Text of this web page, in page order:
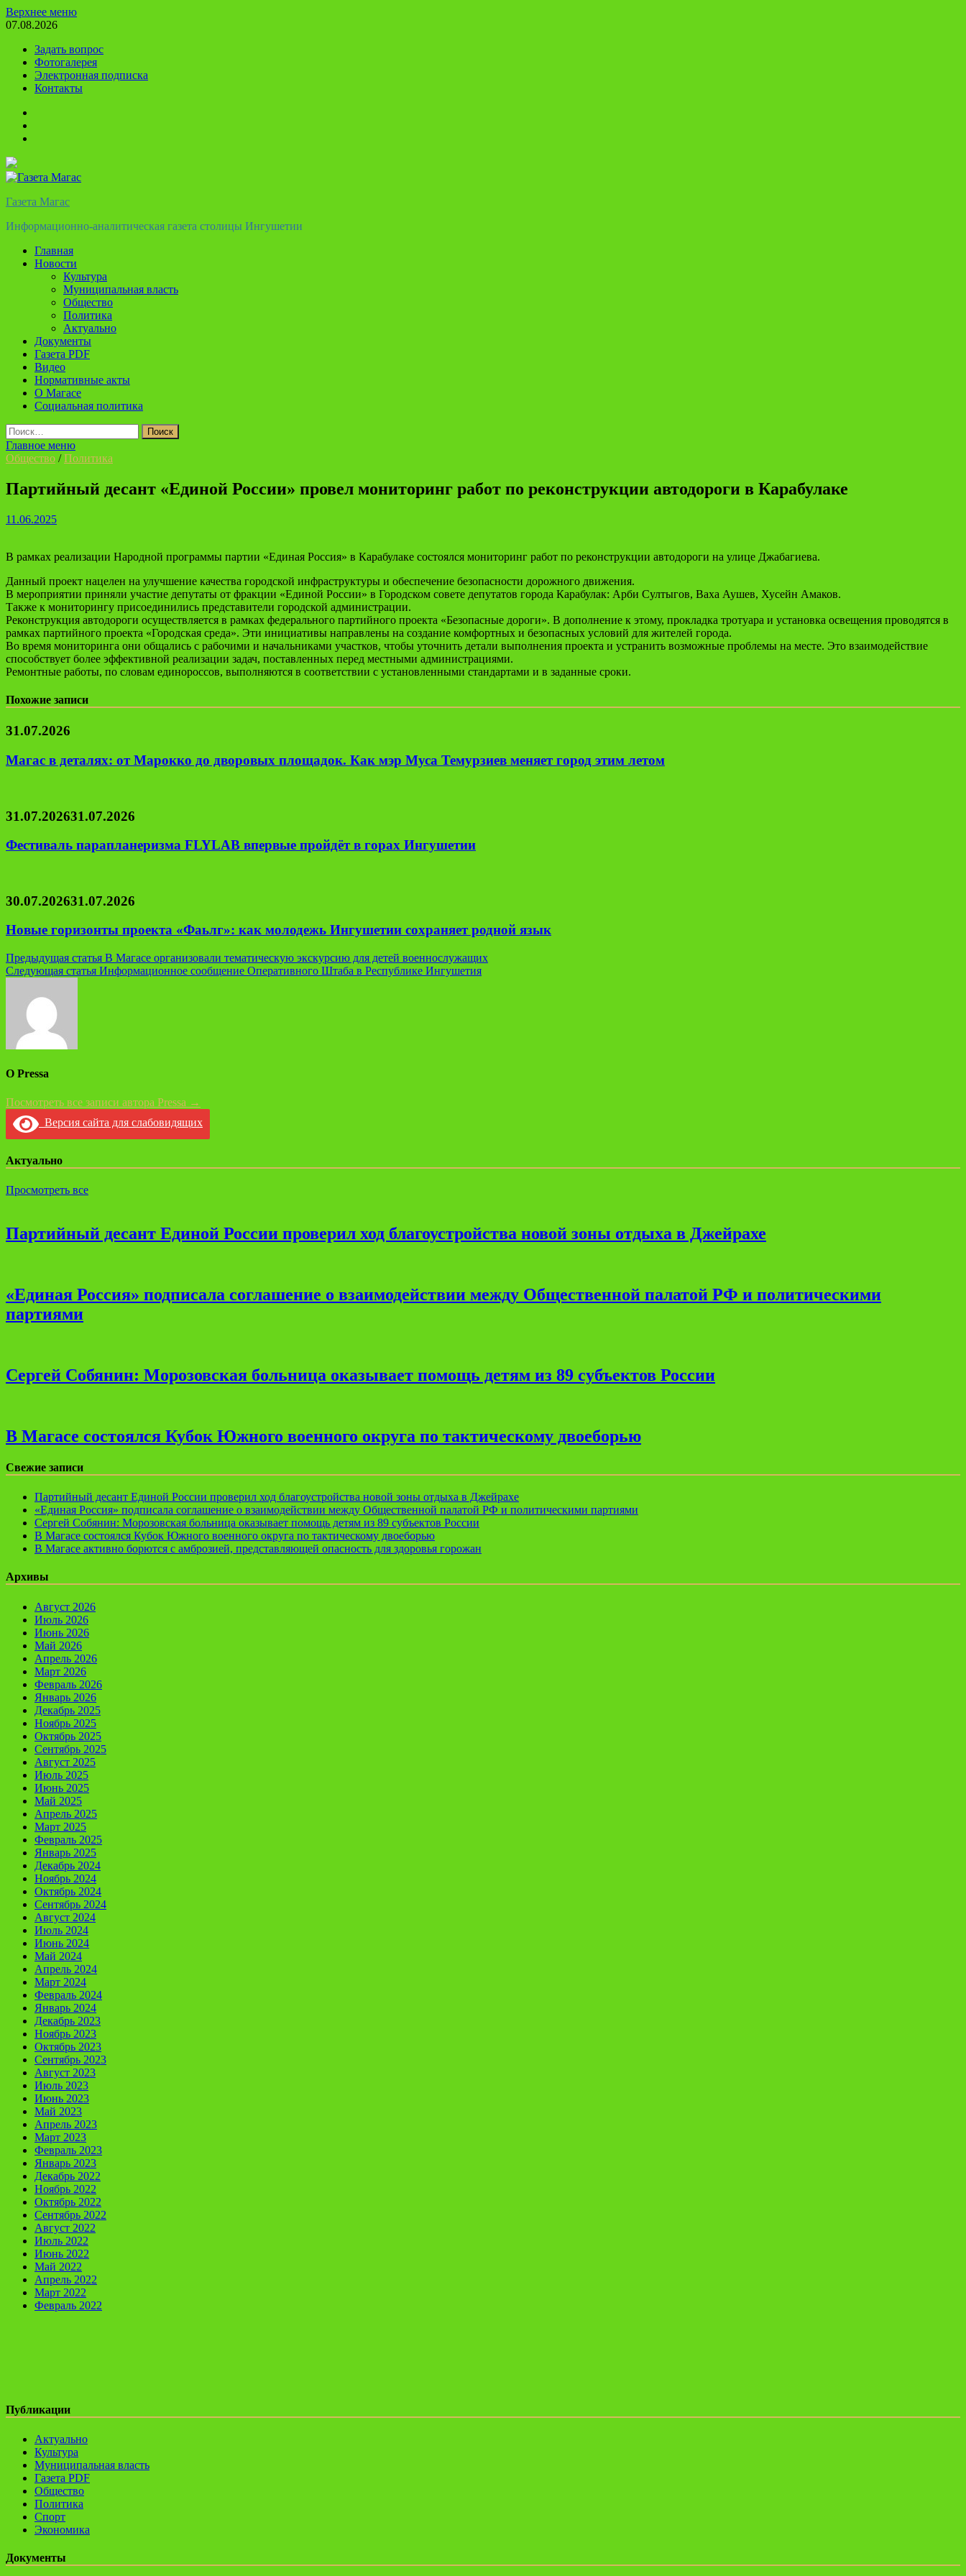
Перейти
к
Верхнее меню
07.08.2026
Задать вопрос
Фотогалерея
Электронная подписка
Контакты
Газета Магас
Информационно-аналитическая газета столицы Ингушетии
Главная
Новости
Культура
Муниципальная власть
Общество
Политика
Актуально
Документы
Газета PDF
Видео
Нормативные акты
О Магасе
Социальная политика
Найти:
Главное меню
Общество /Политика
Партийный десант «Единой России» провел мониторинг работ по реконструкции автодороги в Карабулаке
11.06.2025
В рамках реализации Народной программы партии «Единая Россия» в Карабулаке состоялся мониторинг работ по реконструкции автодороги на улице Джабагиева.
Данный проект нацелен на улучшение качества городской инфраструктуры и обеспечение безопасности дорожного движения.
В мероприятии приняли участие депутаты от фракции «Единой России» в Городском совете депутатов города Карабулак: Арби Султыгов, Ваха Аушев, Хусейн Амаков.
Также к мониторингу присоединились представители городской администрации.
Реконструкция автодороги осуществляется в рамках федерального партийного проекта «Безопасные дороги». В дополнение к этому, прокладка тротуара и установка освещения проводятся в
рамках партийного проекта «Городская среда». Эти инициативы направлены на создание комфортных и безопасных условий для жителей города.
Во время мониторинга они общались с рабочими и начальниками участков, чтобы уточнить детали выполнения проекта и устранить возможные проблемы на месте. Это взаимодействие
способствует более эффективной реализации задач, поставленных перед местными администрациями.
Ремонтные работы, по словам единороссов, выполняются в соответствии с установленными стандартами и в заданные сроки.
Похожие записи
31.07.2026
Магас в деталях: от Марокко до дворовых площадок. Как мэр Муса Темурзиев меняет город этим летом
31.07.202631.07.2026
Фестиваль парапланеризма FLYLAB впервые пройдёт в горах Ингушетии
30.07.202631.07.2026
Новые горизонты проекта «Фаьлг»: как молодежь Ингушетии сохраняет родной язык
Навигация
по
записям
Предыдущая статья В Магасе организовали тематическую экскурсию для детей военнослужащих
Следующая статья Информационное сообщение Оперативного Штаба в Республике Ингушетия
О Pressa
Посмотреть все записи автора Pressa →
Версия сайта для слабовидящих
Актуально
Просмотреть все
Партийный десант Единой России проверил ход благоустройства новой зоны отдыха в Джейрахе
«Единая Россия» подписала соглашение о взаимодействии между Общественной палатой РФ и политическими
партиями
Сергей Собянин: Морозовская больница оказывает помощь детям из 89 субъектов России
В Магасе состоялся Кубок Южного военного округа по тактическому двоеборью
Свежие записи
Партийный десант Единой России проверил ход благоустройства новой зоны отдыха в Джейрахе
«Единая Россия» подписала соглашение о взаимодействии между Общественной палатой РФ и политическими партиями
Сергей Собянин: Морозовская больница оказывает помощь детям из 89 субъектов России
В Магасе состоялся Кубок Южного военного округа по тактическому двоеборью
В Магасе активно борются с амброзией, представляющей опасность для здоровья горожан
Архивы
Август 2026
Июль 2026
Июнь 2026
Май 2026
Апрель 2026
Март 2026
Февраль 2026
Январь 2026
Декабрь 2025
Ноябрь 2025
Октябрь 2025
Сентябрь 2025
Август 2025
Июль 2025
Июнь 2025
Май 2025
Апрель 2025
Март 2025
Февраль 2025
Январь 2025
Декабрь 2024
Ноябрь 2024
Октябрь 2024
Сентябрь 2024
Август 2024
Июль 2024
Июнь 2024
Май 2024
Апрель 2024
Март 2024
Февраль 2024
Январь 2024
Декабрь 2023
Ноябрь 2023
Октябрь 2023
Сентябрь 2023
Август 2023
Июль 2023
Июнь 2023
Май 2023
Апрель 2023
Март 2023
Февраль 2023
Январь 2023
Декабрь 2022
Ноябрь 2022
Октябрь 2022
Сентябрь 2022
Август 2022
Июль 2022
Июнь 2022
Май 2022
Апрель 2022
Март 2022
Февраль 2022
Публикации
Актуально
Культура
Муниципальная власть
Газета PDF
Общество
Политика
Спорт
Экономика
Документы